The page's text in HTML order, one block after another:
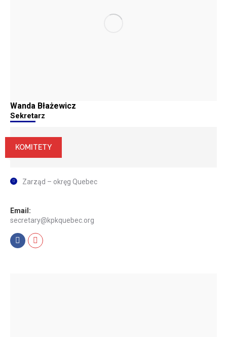
Wanda Błażewicz
Sekretarz
KOMITETY
Zarząd – okręg Quebec
Email:
secretary@kpkquebec.org
Facebook
Mail